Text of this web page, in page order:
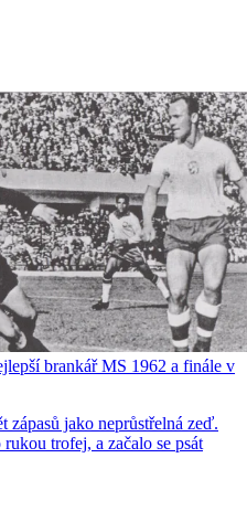
brankář MS 1962 a finále v
jako neprůstřelná zeď.
trofej, a začalo se psát